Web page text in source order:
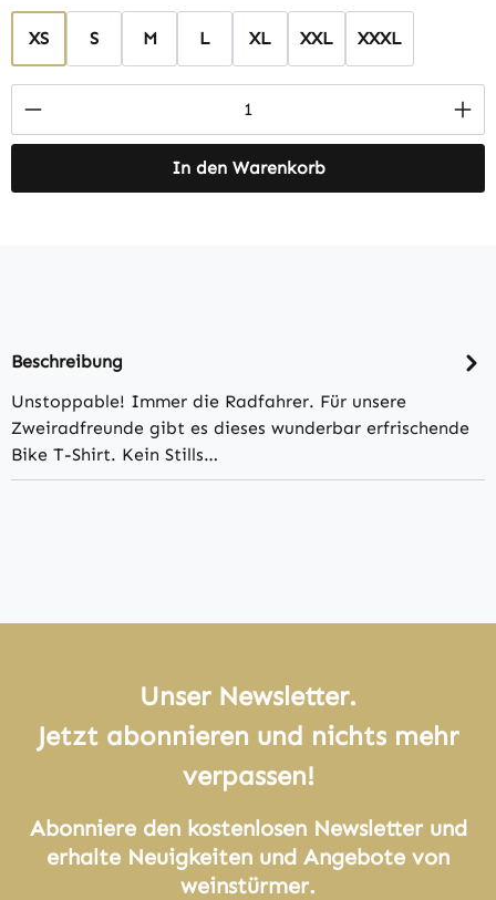
XS S M L XL XXL XXXL
Produkt Anzahl: Gib den gewünschten
In den Warenkorb
Beschreibung
Unstoppable! Immer die Radfahrer. Für unsere
Zweiradfreunde gibt es dieses wunderbar erfrischende
Bike T-Shirt. Kein Stills…
Unser Newsletter.
Jetzt abonnieren und nichts mehr
verpassen!
Abonniere den kostenlosen Newsletter und
erhalte Neuigkeiten und Angebote von
weinstürmer.